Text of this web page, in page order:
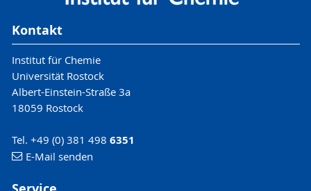
Kontakt
Institut für Chemie
Universität Rostock
Albert-Einstein-Straße 3a
18059 Rostock
Tel. +49 (0) 381 498 6351
E-Mail senden